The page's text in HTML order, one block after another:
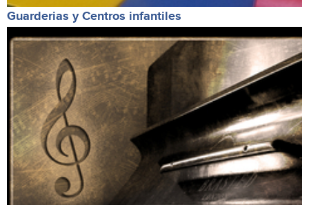
Guarderias y Centros infantiles